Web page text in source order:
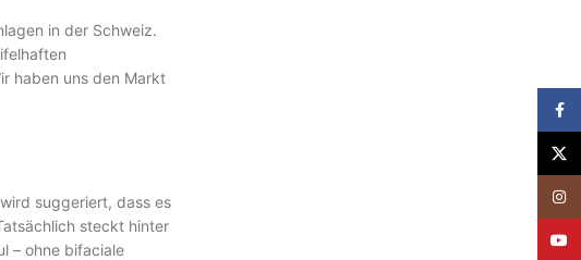
in der Schweiz.
haben uns den Markt
suggeriert, dass es
steckt hinter
– ohne bifaciale